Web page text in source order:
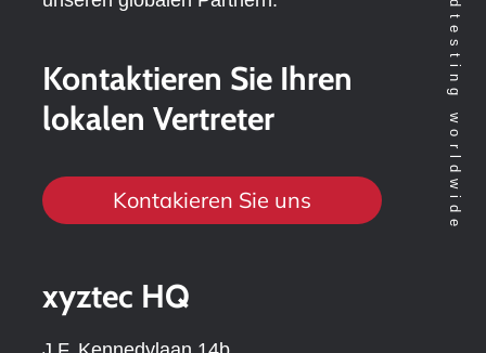
Kontaktieren Sie Ihren
lokalen Vertreter
Kontakieren Sie uns
xyztec HQ